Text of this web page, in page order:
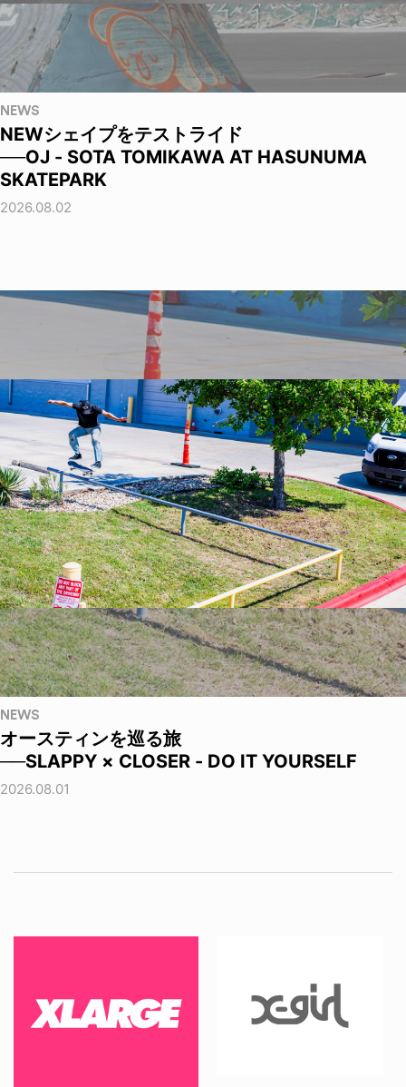
NEWS
NEWシェイプをテストライド
──OJ - SOTA TOMIKAWA AT HASUNUMA
SKATEPARK
2026.08.02
NEWS
オースティンを巡る旅
──SLAPPY × CLOSER - DO IT YOURSELF
2026.08.01